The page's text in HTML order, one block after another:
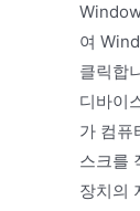
여
클릭합
디바이
가 컴퓨
스크를
장치의